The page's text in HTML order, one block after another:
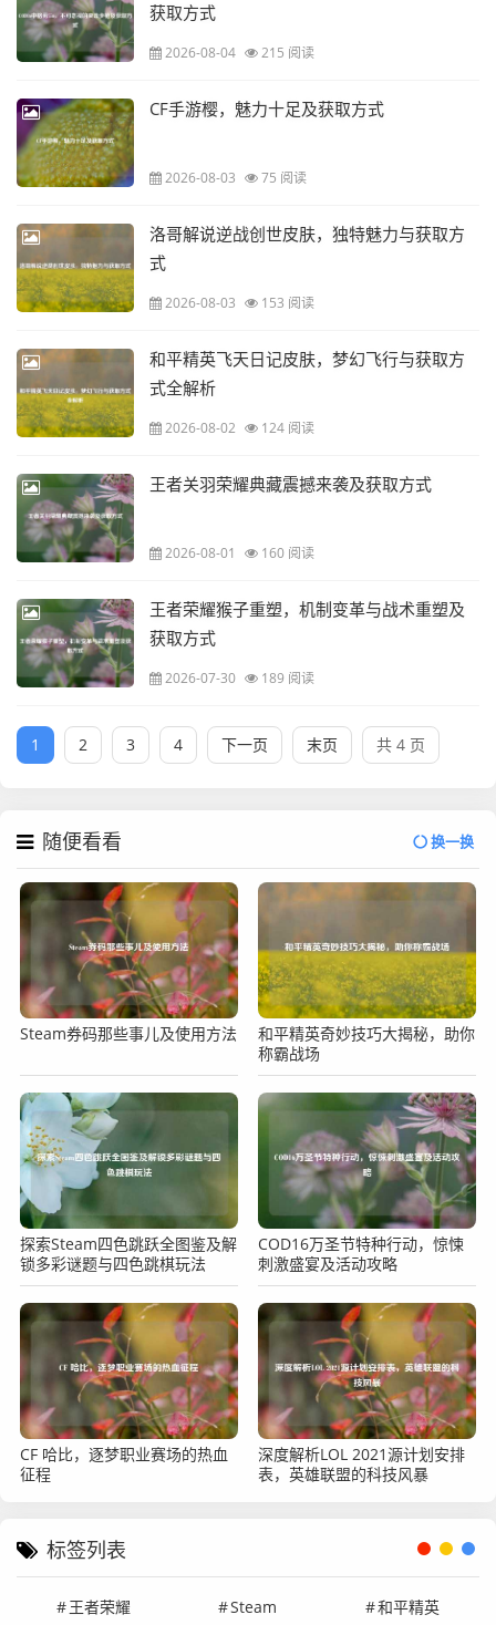
获取方式
2026-08-04 215 阅读
CF手游樱，魅力十足及获取方式
2026-08-03 75 阅读
洛哥解说逆战创世皮肤，独特魅力与获取方
式
2026-08-03 153 阅读
和平精英飞天日记皮肤，梦幻飞行与获取方
式全解析
2026-08-02 124 阅读
王者关羽荣耀典藏震撼来袭及获取方式
2026-08-01 160 阅读
王者荣耀猴子重塑，机制变革与战术重塑及
获取方式
2026-07-30 189 阅读
1 2 3 4 下一页 末页 共 4 页
随便看看 换一换
Steam券码那些事儿及使用方法
和平精英奇妙技巧大揭秘，助你
称霸战场
探索Steam四色跳跃全图鉴及解
锁多彩谜题与四色跳棋玩法
COD16万圣节特种行动，惊悚
刺激盛宴及活动攻略
CF 哈比，逐梦职业赛场的热血
征程
深度解析LOL 2021源计划安排
表，英雄联盟的科技风暴
标签列表
王者荣耀 Steam 和平精英